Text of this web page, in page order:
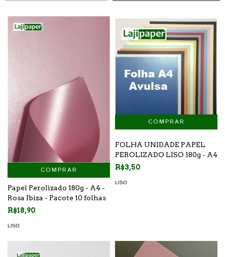
COMPRAR
Papel Perolizado 180g - A4 -
Rosa Ibiza - Pacote 10 folhas
R$18,90
LISO
FOLHA UNIDADE PAPEL
PEROLIZADO LISO 180g - A4
R$3,50
LISO